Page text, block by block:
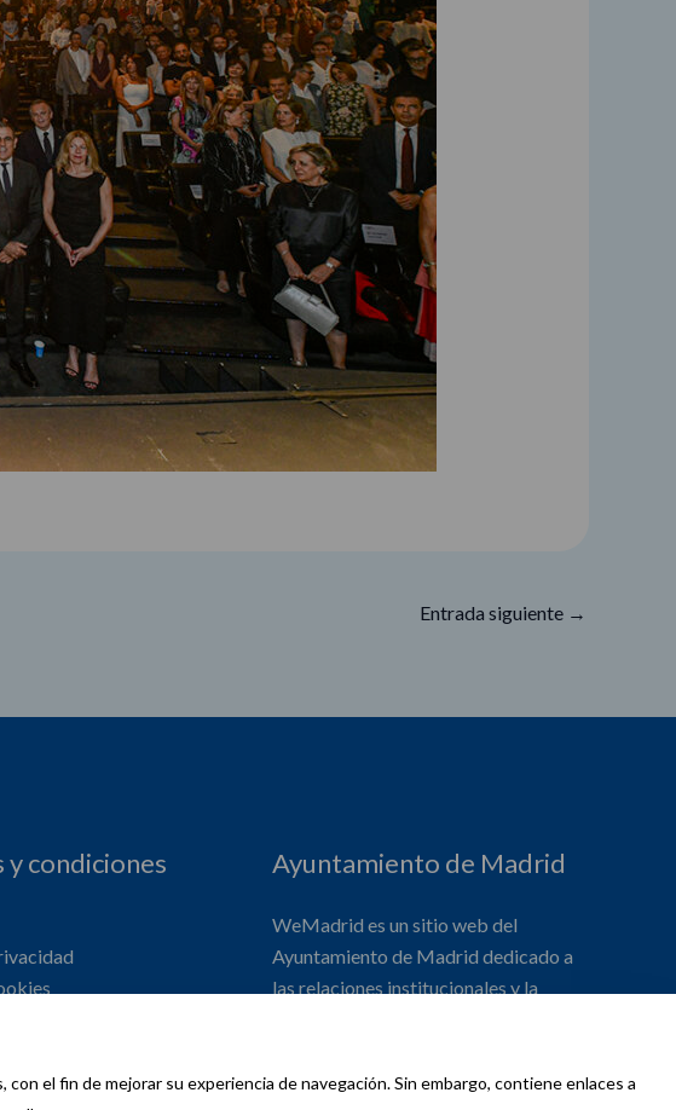
el fin de mejorar su experiencia de navegación. Sin embargo, contiene enlaces a
Entrada siguiente →
y condiciones Ayuntamiento de Madrid
WeMadrid es un sitio web del
Ayuntamiento de Madrid dedicado a
las relaciones institucionales y la